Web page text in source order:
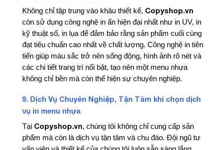
Không chỉ tập trung vào khâu thiết kế, Copyshop.vn
còn sử dụng công nghệ in ấn hiện đại nhất như in UV, in
kỹ thuật số, in lụa để đảm bảo rằng sản phẩm cuối cùng
đạt tiêu chuẩn cao nhất về chất lượng. Công nghệ in tiên
tiến giúp màu sắc trở nên sống động, hình ảnh rõ nét và
các chi tiết trang trí nổi bật, tạo nên một menu nhựa
không chỉ bền mà còn thể hiện sự chuyên nghiệp.
9. Dịch Vụ Chuyên Nghiệp, Tận Tâm khi chọn dịch
vụ in menu nhựa
Tại Copyshop.vn, chúng tôi không chỉ cung cấp sản
phẩm mà còn là dịch vụ tận tâm và chu đáo. Đội ngũ tư